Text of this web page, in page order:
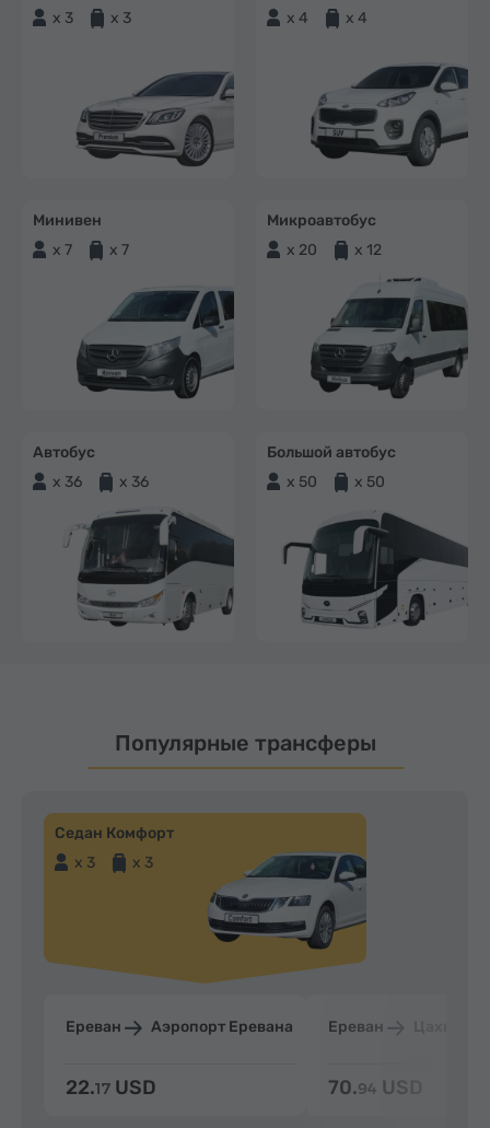
x 3
x 3
x 4
x 4
Минивен
x 7
x 7
Микроавтобус
x 20
x 12
Автобус
x 36
x 36
Большой автобус
x 50
x 50
Популярные трансферы
Седан Комфорт
x 3
x 3
Ереван Аэропорт Еревана
22.17 USD
Ереван
70.94 USD